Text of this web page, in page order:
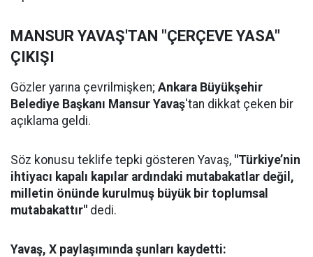
MANSUR YAVAŞ'TAN "ÇERÇEVE YASA"
ÇIKIŞI
Gözler yarına çevrilmişken; Ankara Büyükşehir
Belediye Başkanı Mansur Yavaş'tan dikkat çeken bir
açıklama geldi.
Söz konusu teklife tepki gösteren Yavaş, "Türkiye’nin
ihtiyacı kapalı kapılar ardındaki mutabakatlar değil,
milletin önünde kurulmuş büyük bir toplumsal
mutabakattır" dedi.
Yavaş, X paylaşımında şunları kaydetti: